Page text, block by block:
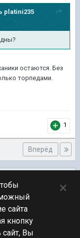
platini235
остаются. Без
торпедами.
1
Вперёд
сайта
кнопку
сайт, Вы
×